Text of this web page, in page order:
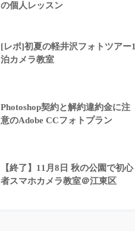
の個人レッスン
[レポ]初夏の軽井沢フォトツアー1
泊カメラ教室
Photoshop契約と解約違約金に注
意のAdobe CCフォトプラン
【終了】11月8日 秋の公園で初心
者スマホカメラ教室＠江東区